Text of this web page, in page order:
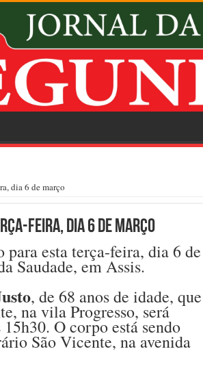
dia 6 de março
feira, dia 6 de março
esta terça-feira, dia 6 de
Saudade, em Assis.
, de 68 anos de idade, que
na vila Progresso, será
O corpo está sendo
São Vicente, na avenida